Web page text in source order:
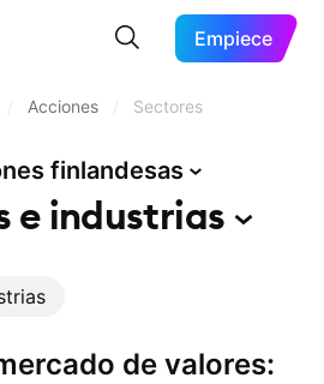
Empiece
Acciones Sectores
finlandesas
eindustrias